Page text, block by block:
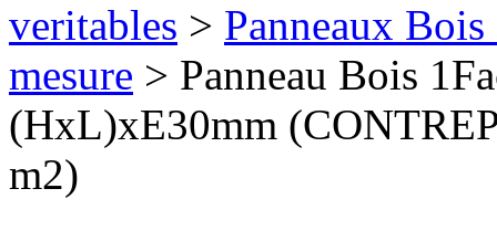
veritables > Panneaux
mesure > Panneau Bois
(HxL)xE30mm
m2)